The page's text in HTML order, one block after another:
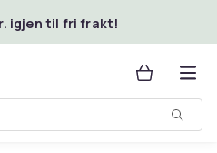
igjen til fri frakt!